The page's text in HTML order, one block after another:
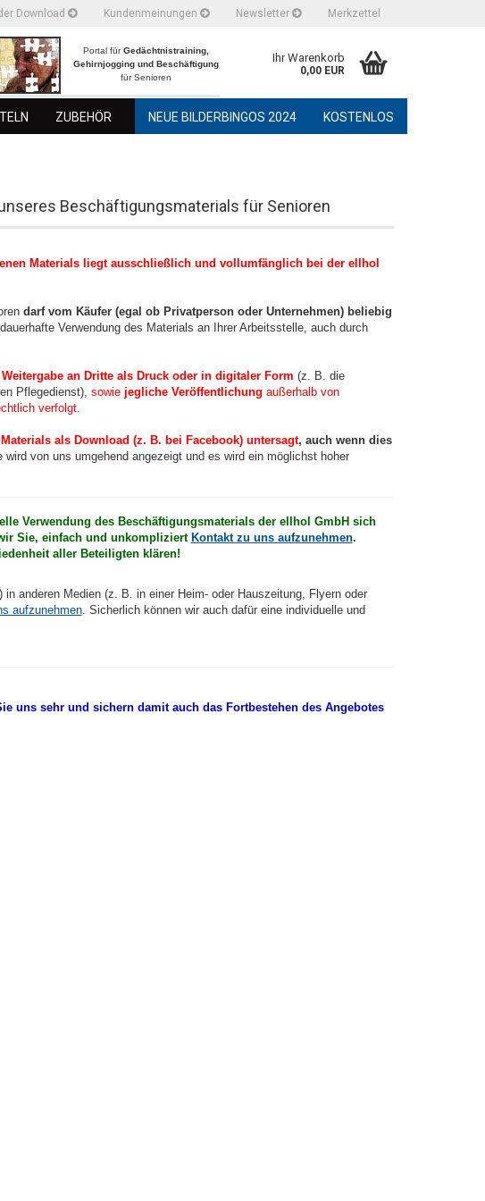
Download Kundenmeinungen Newsletter Merkzettel
Portal fürGedächtnistraining,
Gehirnjogging und Beschäftigung
für Senioren
Ihr Warenkorb
0,00 EUR
ZUBEHÖR NEUE BILDERBINGOS 2024 KOSTENLOS
Beschäftigungsmaterials für Senioren
Materials liegt ausschließlich und vollumfänglich bei der ellhol
darf vom Käufer (egal ob Privatperson oder Unternehmen) beliebig
Verwendung des Materials an Ihrer Arbeitsstelle, auch durch
an Dritte als Druck oder in digitaler Form (z. B. die
Pflegedienst), sowie jegliche Veröffentlichung außerhalb von
verfolgt.
als Download (z. B. bei Facebook) untersagt, auch wenn dies
von uns umgehend angezeigt und es wird ein möglichst hoher
Verwendung des Beschäftigungsmaterials der ellhol GmbH sich
Sie, einfach und unkompliziert Kontakt zu uns aufzunehmen.
aller Beteiligten klären!
anderen Medien (z. B. in einer Heim- oder Hauszeitung, Flyern oder
aufzunehmen. Sicherlich können wir auch dafür eine individuelle und
uns sehr und sichern damit auch das Fortbestehen des Angebotes